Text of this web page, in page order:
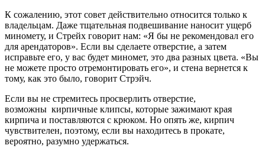
К сожалению, этот совет действительно относится только к
владельцам. Даже тщательная подвешивание наносит ущерб
миномету, и Стрейх говорит нам: «Я бы не рекомендовал его
для арендаторов». Если вы сделаете отверстие, а затем
исправьте его, у вас будет миномет, это два разных цвета. «Вы
не можете просто отремонтировать его», и стена вернется к
тому, как это было, говорит Стрэйч.
Если вы не стремитесь просверлить отверстие,
возможны кирпичные клипсы, которые зажимают края
кирпича и поставляются с крюком. Но опять же, кирпич
чувствителен, поэтому, если вы находитесь в прокате,
вероятно, разумно удержаться.